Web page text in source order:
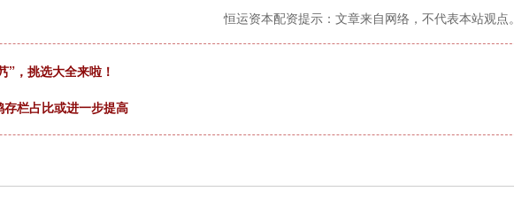
恒运资本配资提示：文章来自网络，不代表本站观点。
”，挑选大全来啦！
栏占比或进一步提高